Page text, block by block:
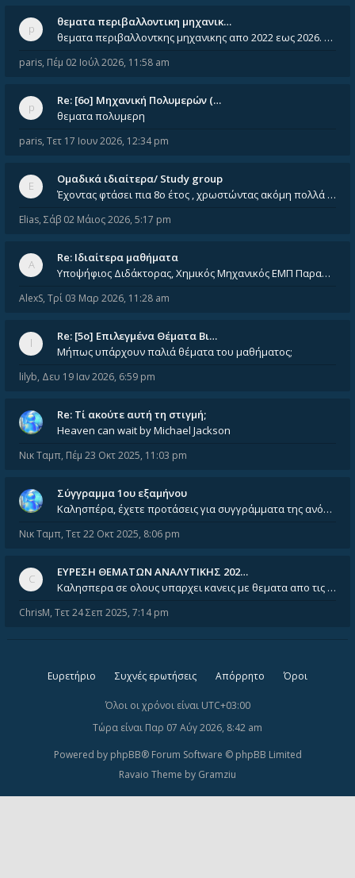
θεματα περιβαλλοντικη μηχανικ…
θεματα περιβαλλοντκης μηχανικης απο 2022 εως 2026. Δεν ειναι μεσα του Σεπτεμβιου του 2025. Αν τα εχει καποιος ας τα ανε
paris, Πέμ 02 Ιούλ 2026, 11:58 am
Re: [6o] Mηχανική Πολυμερών (…
θεματα πολυμερη
paris, Τετ 17 Ιουν 2026, 12:34 pm
Ομαδικά ιδιαίτερα/ Study group
Έχοντας φτάσει πια 8ο έτος , χρωστώντας ακόμη πολλά και χωρίς καμία όρεξη ούτε να διαβάσω μόνος μου ούτε να παρακολουθήσ
Elias, Σάβ 02 Μάιος 2026, 5:17 pm
Re: Ιδιαίτερα μαθήματα
Υποψήφιος Διδάκτορας, Χημικός Μηχανικός ΕΜΠ Παραδίδω ιδιαίτερα μαθήματα μέσης και ανώτατης εκπαίδευσης σε θετικές και τε
AlexS, Τρί 03 Μαρ 2026, 11:28 am
Re: [5ο] Επιλεγμένα Θέματα Βι…
Μήπως υπάρχουν παλιά θέματα του μαθήματος;
lilyb, Δευ 19 Ιαν 2026, 6:59 pm
Re: Tί ακούτε αυτή τη στιγμή;
Heaven can wait by Michael Jackson
Νικ Ταμπ, Πέμ 23 Οκτ 2025, 11:03 pm
Σύγγραμμα 1ου εξαμήνου
Καλησπέρα, έχετε προτάσεις για συγγράμματα της ανόργανης χημείας? Είμαι ανάμεσα σε Λιοδάκη, Chung και Atkins
Νικ Ταμπ, Τετ 22 Οκτ 2025, 8:06 pm
ΕΥΡΕΣΗ ΘΕΜΑΤΩΝ ΑΝΑΛΥΤΙΚΗΣ 202…
Καλησπερα σε ολους υπαρχει κανεις με θεματα απο τις εξετασεις του ιουνιου και σεπτεμβρίου για την αναλυτικη χημεια
ChrisM, Τετ 24 Σεπ 2025, 7:14 pm
Ευρετήριο Συχνές ερωτήσεις Απόρρητο Όροι
Όλοι οι χρόνοι είναι UTC+03:00
Τώρα είναι Παρ 07 Αύγ 2026, 8:42 am
Powered by phpBB® Forum Software © phpBB Limited
Ravaio Theme by Gramziu